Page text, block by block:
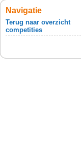
Navigatie
Terug naar overzicht
competities